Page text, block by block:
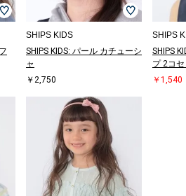
SHIPS KIDS
SHIPS KIDS: パール カチューシ
ャ
￥2,750
SHIPS
SHIPS
プ 2コ
￥1,540